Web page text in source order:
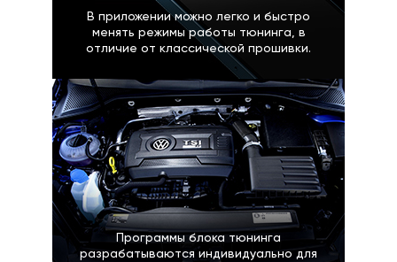
В приложении можно легко и быстро
менять режимы работы тюнинга, в
отличие от классической прошивки.
Программы блока тюнинга
разрабатываются индивидуально для